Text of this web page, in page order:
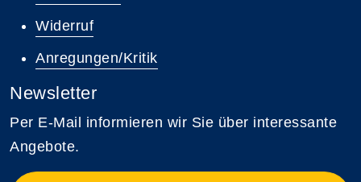
Widerruf
Anregungen/Kritik
Newsletter
Per E-Mail informieren wir Sie über interessante
Angebote.